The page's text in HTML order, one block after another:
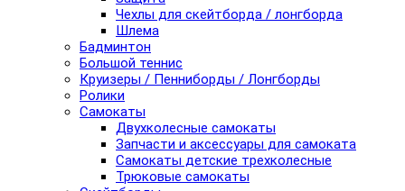
Чехлы для скейтборда / лонгборда
Шлема
Бадминтон
Большой теннис
Круизеры / Пенниборды / Лонгборды
Ролики
Самокаты
Двухколесные самокаты
Запчасти и аксессуары для самоката
Самокаты детские трехколесные
Трюковые самокаты